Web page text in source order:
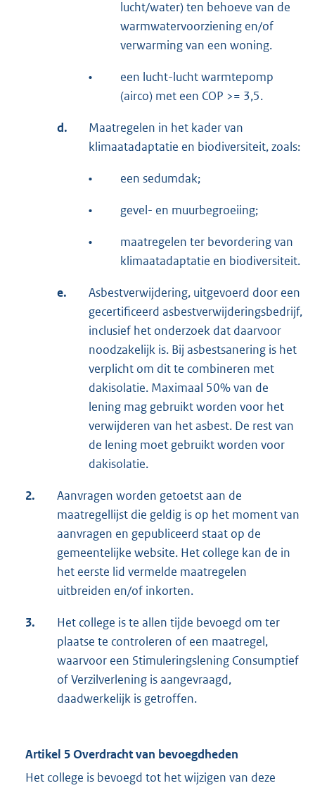
lucht/water) ten behoeve van de
warmwatervoorziening en/of
verwarming van een woning.
•
een lucht-lucht warmtepomp
(airco) met een COP >= 3,5.
d.
Maatregelen in het kader van
klimaatadaptatie en biodiversiteit, zoals:
• een sedumdak;
• gevel- en muurbegroeiing;
•
maatregelen ter bevordering van
klimaatadaptatie en biodiversiteit.
e.
Asbestverwijdering, uitgevoerd door een
gecertificeerd asbestverwijderingsbedrijf,
inclusief het onderzoek dat daarvoor
noodzakelijk is. Bij asbestsanering is het
verplicht om dit te combineren met
dakisolatie. Maximaal 50% van de
lening mag gebruikt worden voor het
verwijderen van het asbest. De rest van
de lening moet gebruikt worden voor
dakisolatie.
2.
Aanvragen worden getoetst aan de
maatregellijst die geldig is op het moment van
aanvragen en gepubliceerd staat op de
gemeentelijke website. Het college kan de in
het eerste lid vermelde maatregelen
uitbreiden en/of inkorten.
3.
Het college is te allen tijde bevoegd om ter
plaatse te controleren of een maatregel,
waarvoor een Stimuleringslening Consumptief
of Verzilverlening is aangevraagd,
daadwerkelijk is getroffen.
Artikel 5 Overdracht van bevoegdheden
Het college is bevoegd tot het wijzigen van deze